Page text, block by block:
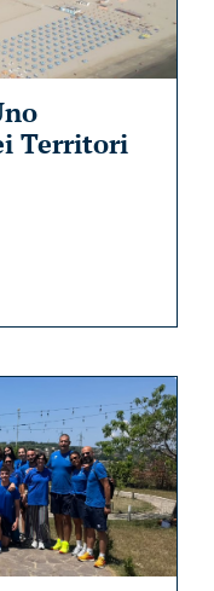
Territori